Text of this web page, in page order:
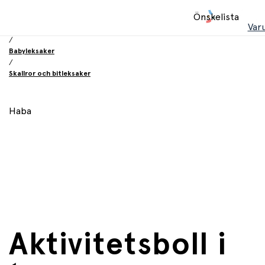
Önskelista
/
Babyleksaker
/
Skallror och bitleksaker
Haba
Aktivitetsboll i